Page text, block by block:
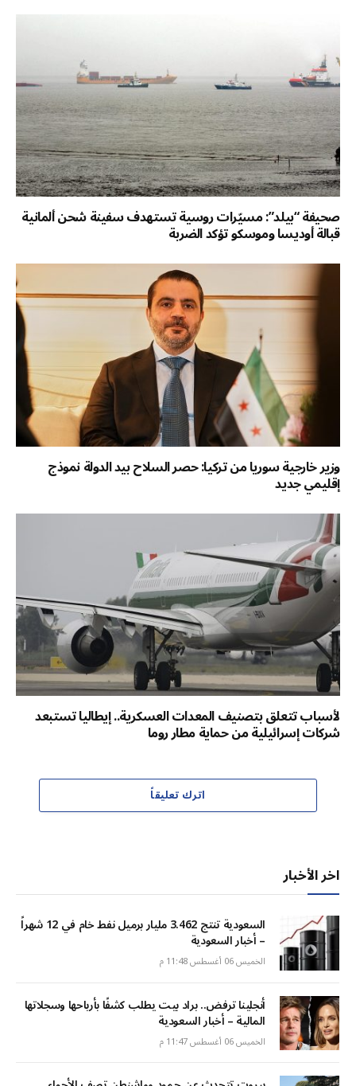
صحيفة “بيلد”: مسيّرات روسية تستهدف سفينة شحن ألمانية
قبالة أوديسا وموسكو تؤكد الضربة
وزير خارجية سوريا من تركيا: حصر السلاح بيد الدولة نموذج
إقليمي جديد
لأسباب تتعلق بتصنيف المعدات العسكرية.. إيطاليا تستبعد
شركات إسرائيلية من حماية مطار روما
اترك تعليقاً
اخر الأخبار
السعودية تنتج 3.462 مليار برميل نفط خام في 12 شهراً
– أخبار السعودية
الخميس 06 أغسطس 11:48 م
أنجلينا ترفض.. براد بيت يطلب كشفًا بأرباحها وسجلاتها
المالية – أخبار السعودية
الخميس 06 أغسطس 11:47 م